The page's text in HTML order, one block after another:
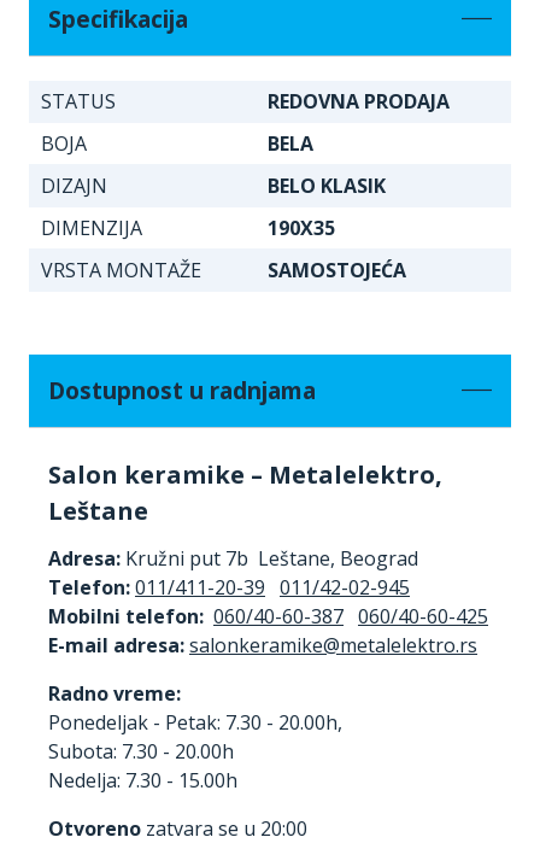
Specifikacija
STATUS
REDOVNA PRODAJA
BOJA
BELA
DIZAJN
BELO KLASIK
DIMENZIJA
190X35
VRSTA MONTAŽE
SAMOSTOJEĆA
Dostupnost u radnjama
Salon keramike – Metalelektro,
Leštane
Adresa: Kružni put 7b Leštane, Beograd
Telefon:011/411-20-39 011/42-02-945
Mobilni telefon: 060/40-60-387 060/40-60-425
E-mail adresa:
Radno vreme:
Ponedeljak - Petak: 7.30 - 20.00h,
Subota: 7.30 - 20.00h
Nedelja: 7.30 - 15.00h
Otvoreno zatvara se u 20:00